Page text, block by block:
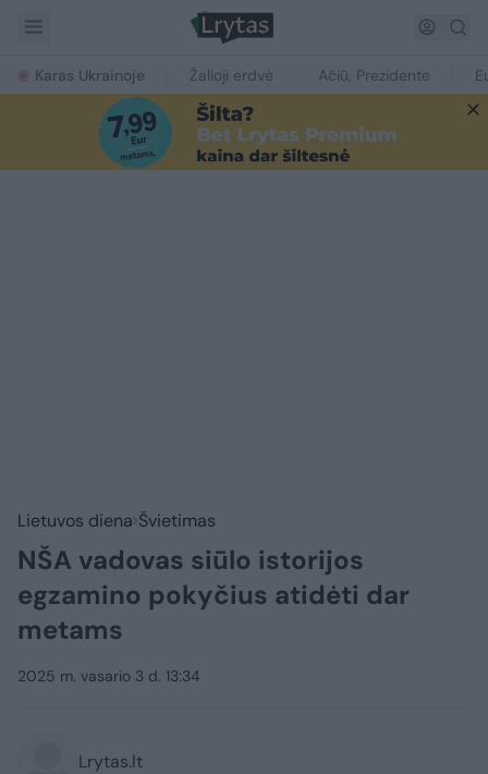
Karas Ukrainoje Žalioji erdvė Ačiū, Prezidente
Lietuvos diena Švietimas
NŠA vadovas siūlo istorijos
egzamino pokyčius atidėti dar
metams
2025 m. vasario 3 d. 13:34
Lrytas.lt